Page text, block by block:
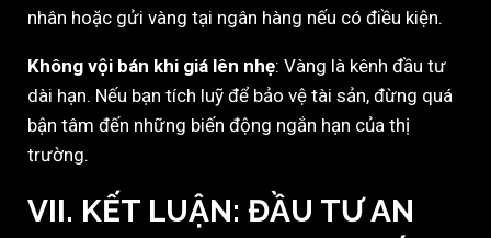
nhân hoặc gửi vàng tại ngân hàng nếu có điều kiện.
Không vội bán khi giá lên nhẹ: Vàng là kênh đầu tư
dài hạn. Nếu bạn tích luỹ để bảo vệ tài sản, đừng quá
bận tâm đến những biến động ngắn hạn của thị
trường.
VII. KẾT LUẬN: ĐẦU TƯ AN